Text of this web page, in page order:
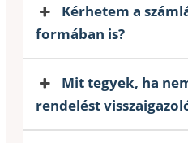
Kérhetem a
formában is?
Mit tegyek, ha
rendelést